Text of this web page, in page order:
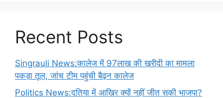
Recent Posts
Singrauli News:कालेज में 97लाख की खरीदी का मामला
पकड़ा तूल, जांच टीम पहुंची बैढ़न कालेज
Politics News:दतिया में आखिर क्यों नहीं जीत सकी भाजपा?